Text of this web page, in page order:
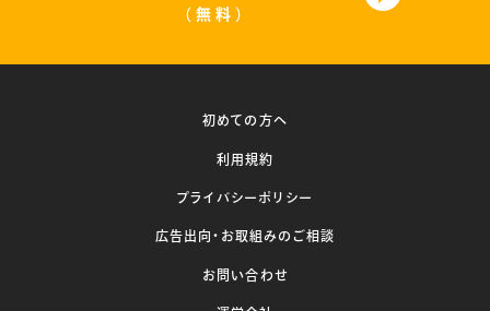
（無料）
初めての方へ
利用規約
プライバシーポリシー
広告出向・お取組みのご相談
お問い合わせ